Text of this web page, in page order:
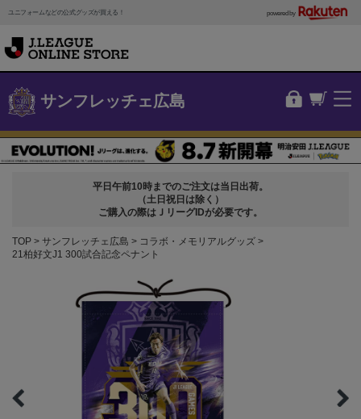
ユニフォームなどの公式グッズが買える！ powered by
サンフレッチェ広島
平日午前10時までのご注文は当日出荷。
（土日祝日は除く）
ご購入の際はＪリーグIDが必要です。
TOP サンフレッチェ広島
コラボ・メモリアルグッズ
21柏好文J1 300試合記念ペナント